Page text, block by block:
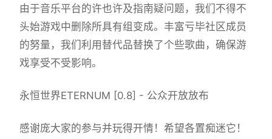
由于音乐平台的许也许及指南疑问题，我们不得不
头始游戏中删除所具有组变成。丰富亏毕社区成员
的努量，我们利用替代品替换了个些歌曲，确保游
戏享受不受影响。
永恒世界ETERNUM [0.8] - 公众开放放布
感谢庞大家的参与并玩得开情！希望各置痴迷它！